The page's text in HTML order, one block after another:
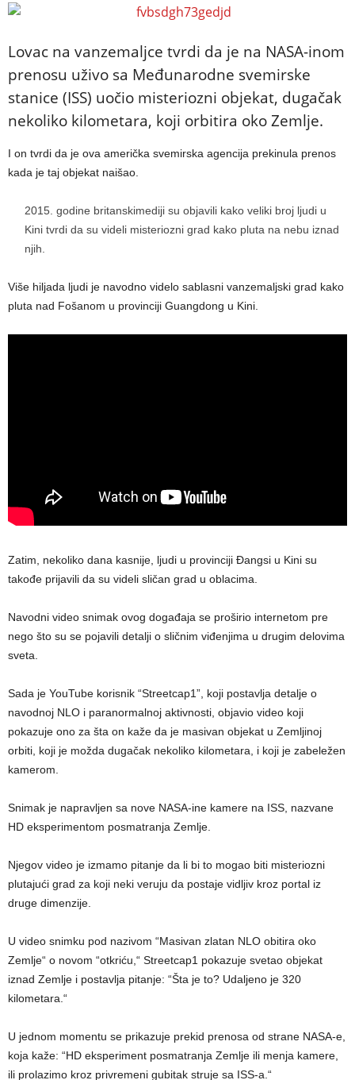
Lovac na vanzemaljce tvrdi da je na NASA-inom
prenosu uživo sa Međunarodne svemirske
stanice (ISS) uočio misteriozni objekat, dugačak
nekoliko kilometara, koji orbitira oko Zemlje.
I on tvrdi da je ova američka svemirska agencija prekinula prenos
kada je taj objekat naišao.
godine britanskimediji su objavili kako veliki broj ljudi u
Kini tvrdi da su videli misteriozni grad kako pluta na nebu iznad
njih.
Više hiljada ljudi je navodno videlo sablasni vanzemaljski grad kako
pluta nad Fošanom u provinciji Guangdong u Kini.
Zatim, nekoliko dana kasnije, ljudi u provinciji Đangsi u Kini su
takođe prijavili da su videli sličan grad u oblacima.
Navodni video snimak ovog događaja se proširio internetom pre
nego što su se pojavili detalji o sličnim viđenjima u drugim delovima
sveta.
Sada je YouTube korisnik “Streetcap1”, koji postavlja detalje o
navodnoj NLO i paranormalnoj aktivnosti, objavio video koji
pokazuje ono za šta on kaže da je masivan objekat u Zemljinoj
orbiti, koji je možda dugačak nekoliko kilometara, i koji je zabeležen
kamerom.
Snimak je napravljen sa nove NASA-ine kamere na ISS, nazvane
HD eksperimentom posmatranja Zemlje.
Njegov video je izmamo pitanje da li bi to mogao biti misteriozni
plutajući grad za koji neki veruju da postaje vidljiv kroz portal iz
druge dimenzije.
U video snimku pod nazivom “Masivan zlatan NLO obitira oko
Zemlje“ o novom “otkriću,“ Streetcap1 pokazuje svetao objekat
iznad Zemlje i postavlja pitanje: “Šta je to? Udaljeno je 320
kilometara.“
U jednom momentu se prikazuje prekid prenosa od strane NASA-e,
koja kaže: “HD eksperiment posmatranja Zemlje ili menja kamere,
ili prolazimo kroz privremeni gubitak struje sa ISS-a.“